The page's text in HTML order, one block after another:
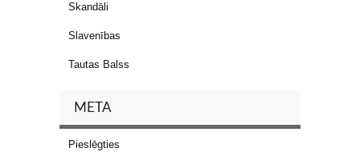
Skandāli
Slavenības
Tautas Balss
META
Pieslēgties